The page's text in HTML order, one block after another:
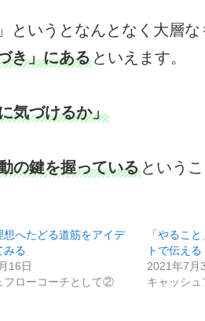
」というとなんとなく大層
き」にある といえます。
気づけるか」
の鍵を握っている という
想へたどる道筋をアイデ
みる
16日
フローコーチとして②
「やるこ
トで伝える
2021年7月
キャッシ